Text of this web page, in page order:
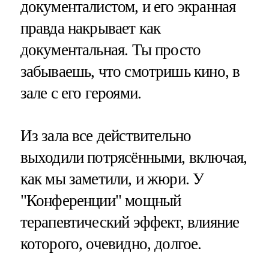
документалистом, и его экранная
правда накрывает как
документальная. Ты просто
забываешь, что смотришь кино, в
зале с его героями.
Из зала все действительно
выходили потрясёнными, включая,
как мы заметили, и жюри. У
"Конференции" мощный
терапевтический эффект, влияние
которого, очевидно, долгое.